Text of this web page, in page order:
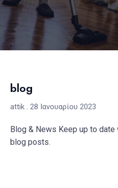
blog
attik 28 Ιανουαρίου 2023
Blog & News Keep up to
blog posts.